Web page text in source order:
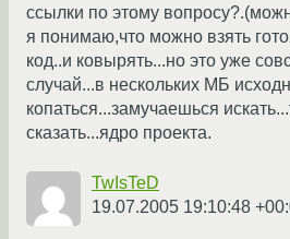
ссылки по этому
я понимаю,что можно взять
код..и ковырять...но это уже
случай...в нескольких МБ
копаться...замучаешься
сказать...ядро проекта.
TwIsTeD
19.07.2005 19:10:48